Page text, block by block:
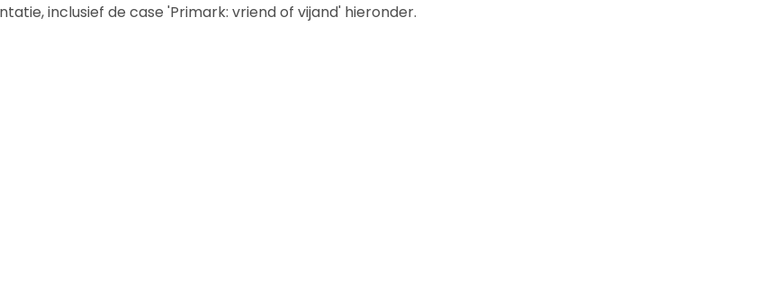
inclusief de case 'Primark: vriend of vijand' hieronder.